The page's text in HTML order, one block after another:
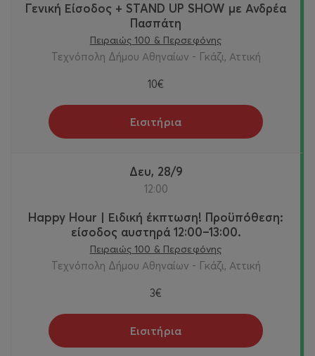
Γενική Είσοδος + STAND UP SHOW με Ανδρέα
Πασπάτη
Πειραιώς 100 & Περσεφόνης
Τεχνόπολη Δήμου Αθηναίων - Γκάζι, Αττική
10€
Εισιτήρια
Δευ, 28/9
12:00
Happy Hour | Ειδική έκπτωση! Προϋπόθεση:
είσοδος αυστηρά 12:00–13:00.
Πειραιώς 100 & Περσεφόνης
Τεχνόπολη Δήμου Αθηναίων - Γκάζι, Αττική
3€
Εισιτήρια